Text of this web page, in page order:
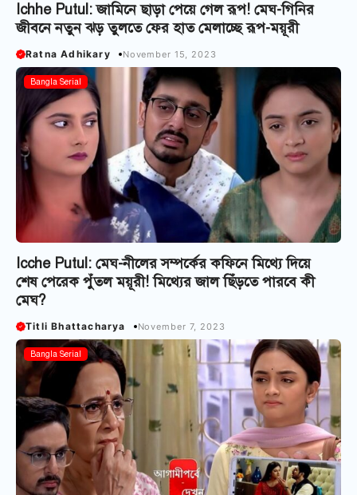
Ichhe Putul: জামিনে ছাড়া পেয়ে গেল রূপ! মেঘ-গিনির
জীবনে নতুন ঝড় তুলতে ফের হাত মেলাচ্ছে রূপ-ময়ূরী
Ratna Adhikary November 15, 2023
Bangla Serial
Icche Putul: মেঘ-নীলের সম্পর্কের কফিনে মিথ্যে দিয়ে
শেষ পেরেক পুঁতল ময়ূরী! মিথ্যের জাল ছিঁড়তে পারবে কী
মেঘ?
Titli Bhattacharya November 7, 2023
Bangla Serial